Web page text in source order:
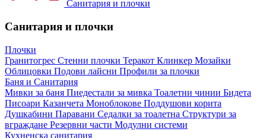
Санитария и плочки
Санитария и плочки
Плочки
Гранитогрес Стенни плочки Теракот Клинкер Мозайки
Облицовки Подови лайсни Профили за плочки
Баня и Санитария
Мивки за баня Пиедестали за мивка Тоалетни чинии Бидета
Писоари Казанчета Моноблокове Поддушови корита
Душкабини Паравани Седалки за тоалетна Структури за
вграждане Резервни части Модулни системи
Кухненска санитария